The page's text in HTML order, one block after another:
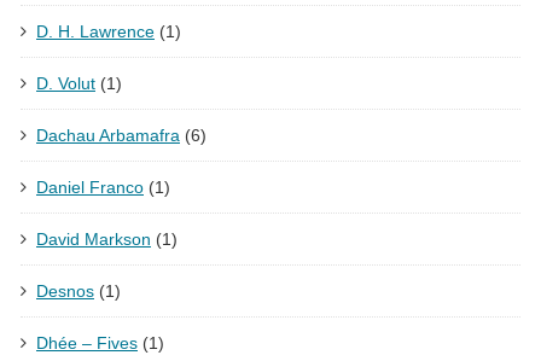
D. H. Lawrence (1)
D. Volut (1)
Dachau Arbamafra (6)
Daniel Franco (1)
David Markson (1)
Desnos (1)
Dhée – Fives (1)